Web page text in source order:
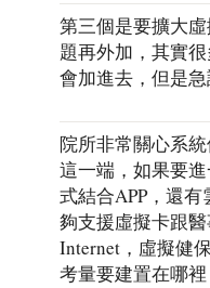
第三個是要擴大
題再外加，其實
會加進去，但是急
院所非常關心系
這一端，如果要
式結合APP，還
夠支援虛擬卡跟
Internet，虛擬健
考量要建置在哪裡